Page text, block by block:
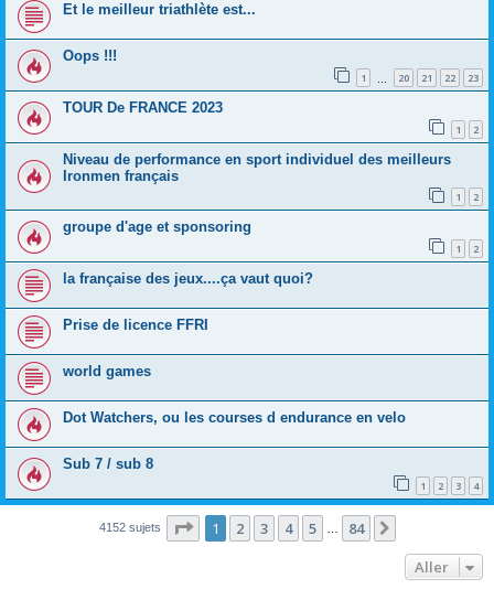
Et le meilleur triathlète est...
Oops !!!
1 20 21 22 23
TOUR De FRANCE 2023
1 2
Niveau de performance en sport individuel des meilleurs
Ironmen français
1 2
groupe d'age et sponsoring
1 2
la française des jeux....ça vaut quoi?
Prise de licence FFRI
world games
Dot Watchers, ou les courses d endurance en velo
Sub 7 / sub 8
1 2 3 4
4152 sujets Page 1sur
1 2 3 4 5 84
Aller